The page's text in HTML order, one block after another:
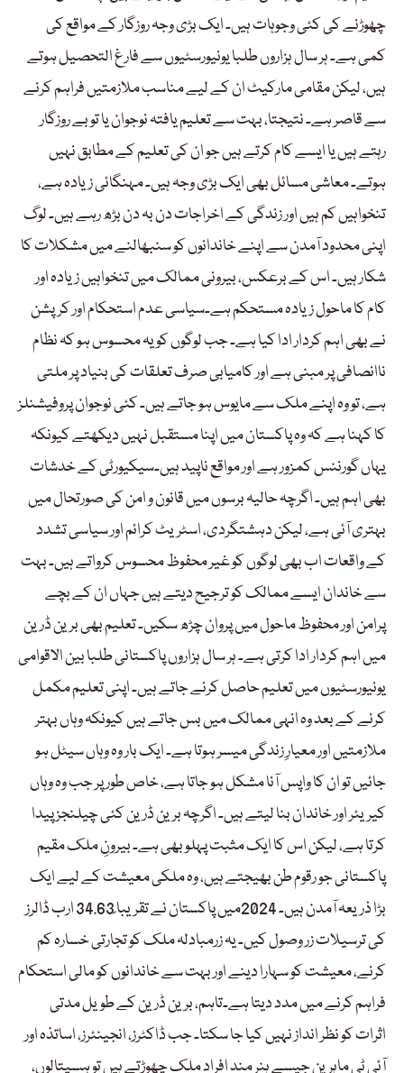
چھوڑنے کی کئی وجوہات ہیں۔ ایک بڑی وجہ روزگار کے مواقع کی
کمی ہے۔ ہر سال ہزاروں طلبا یونیورسٹیوں سے فارغ التحصیل ہوتے
ہیں، لیکن مقامی مارکیٹ ان کے لیے مناسب ملازمتیں فراہم کرنے
سے قاصر ہے۔ نتیجتا، بہت سے تعلیم یافتہ نوجوان یا تو بے روزگار
رہتے ہیں یا ایسے کام کرتے ہیں جو ان کی تعلیم کے مطابق نہیں
ہوتے۔ معاشی مسائل بھی ایک بڑی وجہ ہیں۔ مہنگائی زیادہ ہے،
تنخواہیں کم ہیں اور زندگی کے اخراجات دن بہ دن بڑھ رہے ہیں۔ لوگ
اپنی محدود آمدن سے اپنے خاندانوں کو سنبھالنے میں مشکلات کا
شکار ہیں۔ اس کے برعکس، بیرونی ممالک میں تنخواہیں زیادہ اور
کام کا ماحول زیادہ مستحکم ہے۔سیاسی عدم استحکام اور کرپشن
نے بھی اہم کردار ادا کیا ہے۔ جب لوگوں کو یہ محسوس ہو کہ نظام
ناانصافی پر مبنی ہے اور کامیابی صرف تعلقات کی بنیاد پر ملتی
ہے، تو وہ اپنے ملک سے مایوس ہو جاتے ہیں۔ کئی نوجوان پروفیشنلز
کا کہنا ہے کہ وہ پاکستان میں اپنا مستقبل نہیں دیکھتے کیونکہ
یہاں گورننس کمزور ہے اور مواقع ناپید ہیں۔سیکیورٹی کے خدشات
بھی اہم ہیں۔ اگرچہ حالیہ برسوں میں قانون و امن کی صورتحال میں
بہتری آئی ہے، لیکن دہشتگردی، اسٹریٹ کرائم اور سیاسی تشدد
کے واقعات اب بھی لوگوں کو غیر محفوظ محسوس کرواتے ہیں۔ بہت
سے خاندان ایسے ممالک کو ترجیح دیتے ہیں جہاں ان کے بچے
پرامن اور محفوظ ماحول میں پروان چڑھ سکیں۔ تعلیم بھی برین ڈرین
میں اہم کردار ادا کرتی ہے۔ ہر سال ہزاروں پاکستانی طلبا بین الاقوامی
یونیورسٹیوں میں تعلیم حاصل کرنے جاتے ہیں۔ اپنی تعلیم مکمل
کرنے کے بعد وہ انہی ممالک میں بس جاتے ہیں کیونکہ وہاں بہتر
ملازمتیں اور معیارِ زندگی میسر ہوتا ہے۔ ایک بار وہ وہاں سیٹل ہو
جائیں تو ان کا واپس آنا مشکل ہو جاتا ہے، خاص طور پر جب وہ وہاں
کیریئر اور خاندان بنا لیتے ہیں۔ اگرچہ برین ڈرین کئی چیلنجز پیدا
کرتا ہے، لیکن اس کا ایک مثبت پہلو بھی ہے۔ بیرونِ ملک مقیم
پاکستانی جو رقوم طن بھیجتے ہیں، وہ ملکی معیشت کے لیے ایک
بڑا ذریعہ آمدن ہیں۔ 2024میں پاکستان نے تقریبا ً34.63 ارب ڈالرز
کی ترسیلات زر وصول کیں۔ یہ زرمبادلہ ملک کو تجارتی خسارہ کم
کرنے، معیشت کو سہارا دینے اور بہت سے خاندانوں کو مالی استحکام
فراہم کرنے میں مدد دیتا ہے۔تاہم، برین ڈرین کے طویل مدتی
اثرات کو نظر انداز نہیں کیا جا سکتا۔ جب ڈاکٹرز، انجینئرز، اساتذہ اور
آئی ٹی ماہرین جیسے ہنر مند افراد ملک چھوڑتے ہیں تو ہسپتالوں،